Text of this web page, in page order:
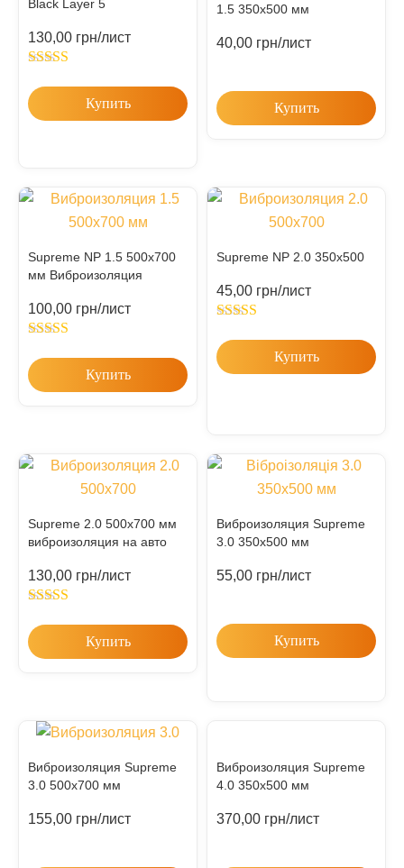
Black Layer 5
130,00 грн/лист
out of 5
Купить
1.5 350х500 мм
40,00 грн/лист
Купить
Supreme NP 1.5 500х700
мм Виброизоляция
100,00 грн/лист
out of 5
Купить
Supreme NP 2.0 350х500
45,00 грн/лист
out of 5
Купить
Supreme 2.0 500х700 мм
виброизоляция на авто
130,00 грн/лист
out of 5
Купить
Виброизоляция Supreme
3.0 350х500 мм
55,00 грн/лист
Купить
Виброизоляция Supreme
3.0 500х700 мм
155,00 грн/лист
Виброизоляция Supreme
4.0 350х500 мм
370,00 грн/лист